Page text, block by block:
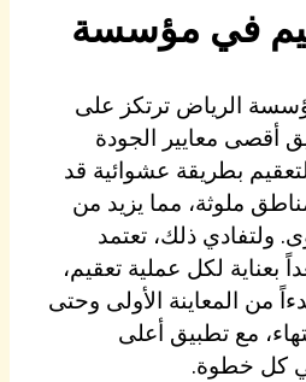
في مؤسسة
الرياض ترتكز على
أقصى معايير الجودة
بطريقة عشوائية قد
ملوثة، مما يزيد من
ولتفادي ذلك، تعتمد
بعناية لكل عملية تعقيم،
من المعاينة الأولى وحتى
مع تطبيق أعلى
كل خطوة.